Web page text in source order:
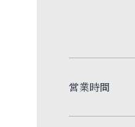
営業時間